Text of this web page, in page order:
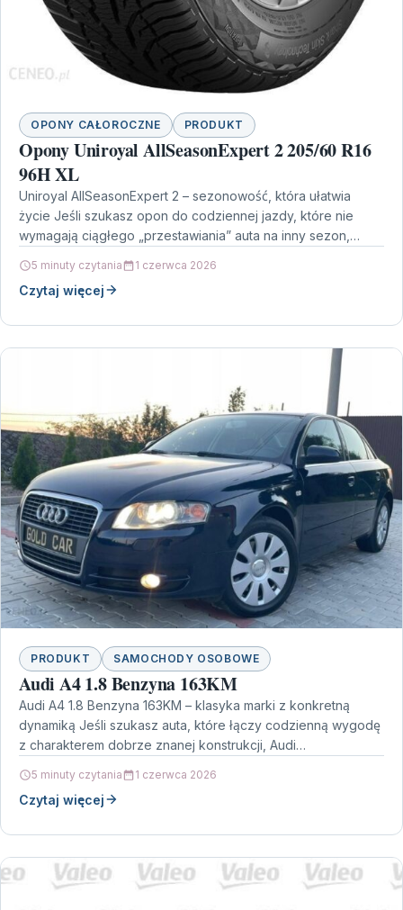
OPONY CAŁOROCZNE PRODUKT
Opony Uniroyal AllSeasonExpert 2 205/60 R16
96H XL
Uniroyal AllSeasonExpert 2 – sezonowość, która ułatwia
życie Jeśli szukasz opon do codziennej jazdy, które nie
wymagają ciągłego „przestawiania” auta na inny sezon,
5 minuty czytania 1 czerwca 2026
Czytaj więcej
PRODUKT SAMOCHODY OSOBOWE
Audi A4 1.8 Benzyna 163KM
Audi A4 1.8 Benzyna 163KM – klasyka marki z konkretną
dynamiką Jeśli szukasz auta, które łączy codzienną wygodę
z charakterem dobrze znanej konstrukcji, Audi…
5 minuty czytania 1 czerwca 2026
Czytaj więcej